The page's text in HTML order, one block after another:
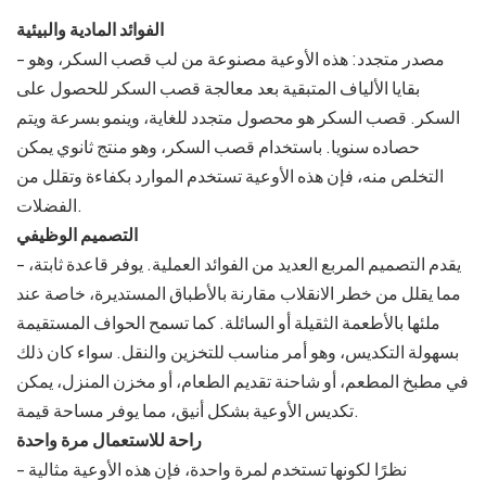
الفوائد المادية والبيئية
- مصدر متجدد: هذه الأوعية مصنوعة من لب قصب السكر، وهو
بقايا الألياف المتبقية بعد معالجة قصب السكر للحصول على
السكر. قصب السكر هو محصول متجدد للغاية، وينمو بسرعة ويتم
حصاده سنويا. باستخدام قصب السكر، وهو منتج ثانوي يمكن
التخلص منه، فإن هذه الأوعية تستخدم الموارد بكفاءة وتقلل من
الفضلات.
التصميم الوظيفي
- يقدم التصميم المربع العديد من الفوائد العملية. يوفر قاعدة ثابتة،
مما يقلل من خطر الانقلاب مقارنة بالأطباق المستديرة، خاصة عند
ملئها بالأطعمة الثقيلة أو السائلة. كما تسمح الحواف المستقيمة
بسهولة التكديس، وهو أمر مناسب للتخزين والنقل. سواء كان ذلك
في مطبخ المطعم، أو شاحنة تقديم الطعام، أو مخزن المنزل، يمكن
تكديس الأوعية بشكل أنيق، مما يوفر مساحة قيمة.
راحة للاستعمال مرة واحدة
- نظرًا لكونها تستخدم لمرة واحدة، فإن هذه الأوعية مثالية